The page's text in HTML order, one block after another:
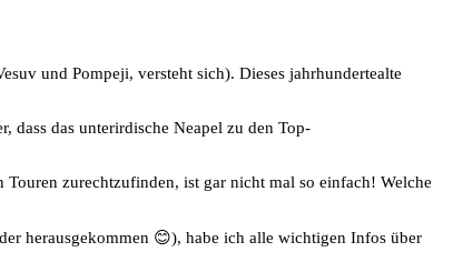
und Pompeji, versteht sich). Dieses jahrhundertealte
dass das unterirdische Neapel zu den Top-
zurechtzufinden, ist gar nicht mal so einfach! Welche
herausgekommen 😊), habe ich alle wichtigen Infos über